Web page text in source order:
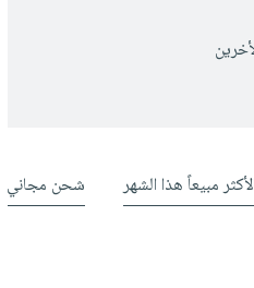
الأكثر مبيعاً هذا الشهر شحن مجاني